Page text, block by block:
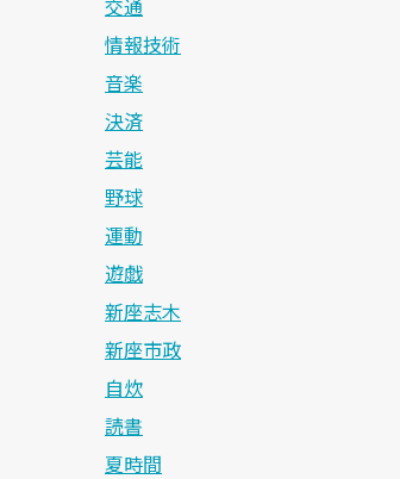
交通
情報技術
音楽
決済
芸能
野球
運動
遊戯
新座志木
新座市政
自炊
読書
夏時間